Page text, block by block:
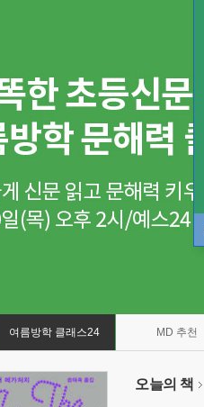
여름방학 클래스24 MD 추천
오늘의 책